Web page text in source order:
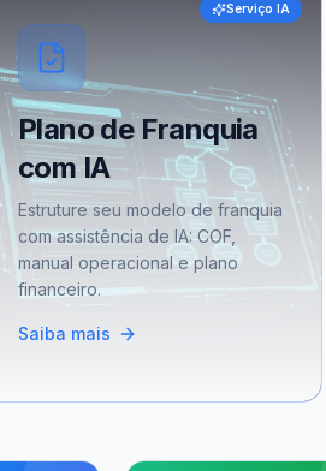
Serviço IA
Plano de Franquia
com IA
Estruture seu modelo de franquia
com assistência de IA: COF,
manual operacional e plano
financeiro.
Saiba mais